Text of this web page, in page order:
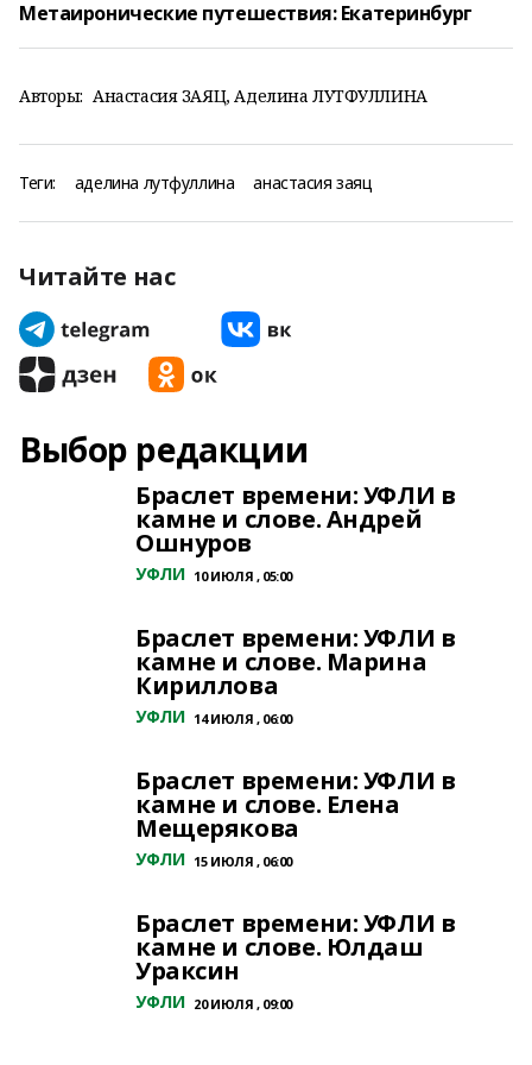
Метаиронические путешествия: Екатеринбург
Авторы: Анастасия ЗАЯЦ Аделина ЛУТФУЛЛИНА
Теги: аделина лутфуллина анастасия заяц
Читайте нас
Выбор редакции
Браслет времени: УФЛИ в
камне и слове. Андрей
Ошнуров
УФЛИ 10 ИЮЛЯ , 05:00
Браслет времени: УФЛИ в
камне и слове. Марина
Кириллова
УФЛИ 14 ИЮЛЯ , 06:00
Браслет времени: УФЛИ в
камне и слове. Елена
Мещерякова
УФЛИ 15 ИЮЛЯ , 06:00
Браслет времени: УФЛИ в
камне и слове. Юлдаш
Ураксин
УФЛИ 20 ИЮЛЯ , 09:00